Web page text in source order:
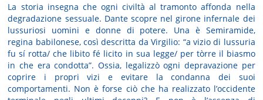
La storia insegna che ogni civiltà al tramonto affonda nella
degradazione sessuale. Dante scopre nel girone infernale dei
lussuriosi uomini e donne di potere. Una è Semiramide,
regina babilonese, così descritta da Virgilio: “a vizio di lussuria
fu sí rotta/ che libito fé licito in sua legge/ per tòrre il biasmo
in che era condotta”. Ossia, legalizzò ogni depravazione per
coprire i propri vizi e evitare la condanna dei suoi
comportamenti. Non è forse ciò che ha realizzato l’occidente